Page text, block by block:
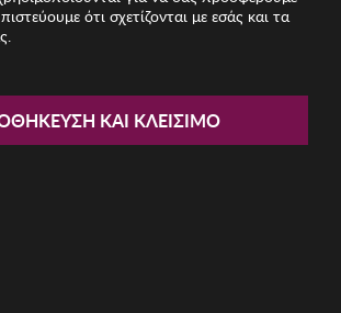
Τσάντα Lucky Bees
ότι σχετίζονται με εσάς και τα
ΚΑΙ ΚΛΕΊΣΙΜΟ